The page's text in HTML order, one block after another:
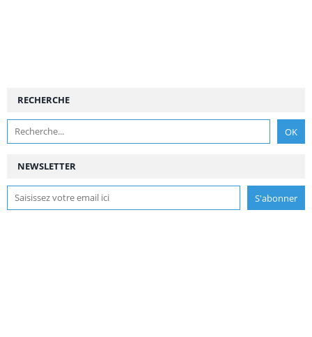
NEWSLETTER
RECHERCHE